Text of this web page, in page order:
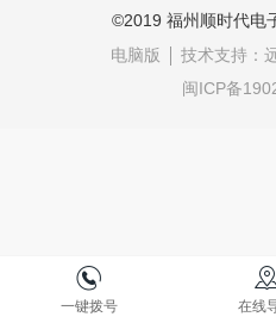
©2019 福州顺时代电
电脑版
技术支持：
闽ICP备
一键拨号 在线